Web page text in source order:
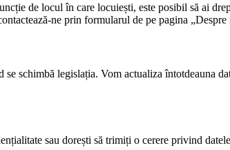
de locul în care locuiești, este posibil să ai
prin formularul de pe pagina „Despre
schimbă legislația. Vom actualiza întotdeauna
sau dorești să trimiți o cerere privind